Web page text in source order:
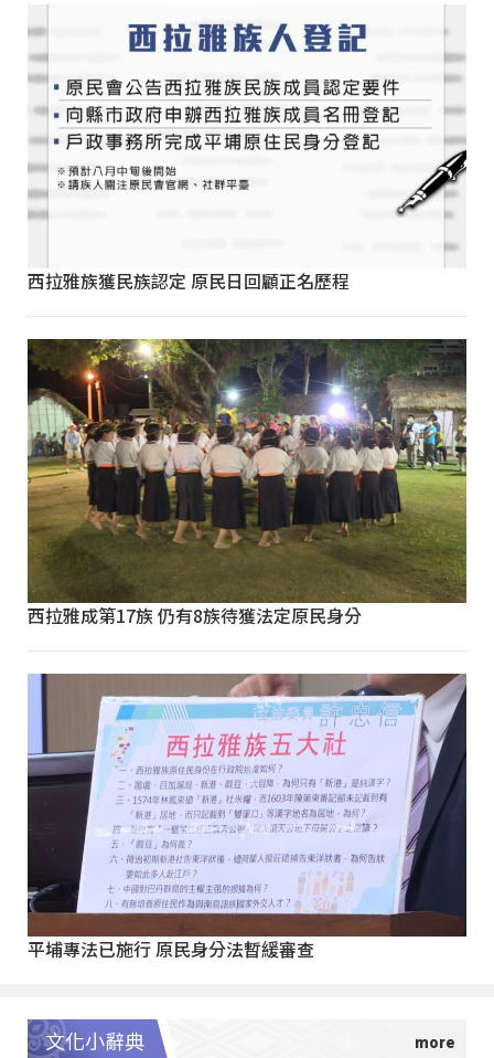
西拉雅族獲民族認定 原民日回顧正名歷程
西拉雅成第17族 仍有8族待獲法定原民身分
平埔專法已施行 原民身分法暫緩審查
文化小辭典